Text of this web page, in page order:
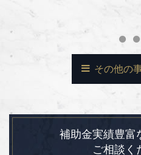
その他の
補助金実績豊富
ご相談く